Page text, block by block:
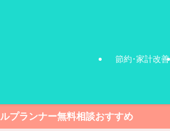
節約･家計改善
プランナー無料相談おすすめ